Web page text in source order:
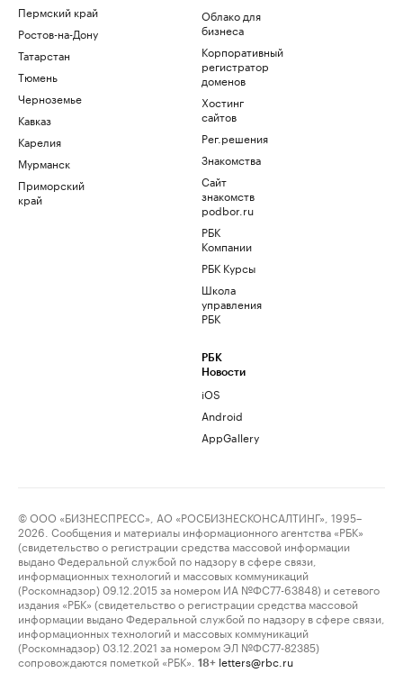
Пермский край
Ростов-на-Дону
Татарстан
Тюмень
Черноземье
Кавказ
Карелия
Мурманск
Приморский
край
Облако для
бизнеса
Корпоративный
регистратор
доменов
Хостинг
сайтов
Рег.решения
Знакомства
Сайт
знакомств
podbor.ru
РБК
Компании
РБК Курсы
Школа
управления
РБК
РБК
Новости
iOS
Android
AppGallery
© ООО «БИЗНЕСПРЕСС», АО «РОСБИЗНЕСКОНСАЛТИНГ», 1995–
2026. Сообщения и материалы информационного агентства «РБК»
(свидетельство о регистрации средства массовой информации
выдано Федеральной службой по надзору в сфере связи,
информационных технологий и массовых коммуникаций
(Роскомнадзор) 09.12.2015 за номером ИА №ФС77-63848) и сетевого
издания «РБК» (свидетельство о регистрации средства массовой
информации выдано Федеральной службой по надзору в сфере связи,
информационных технологий и массовых коммуникаций
(Роскомнадзор) 03.12.2021 за номером ЭЛ №ФС77-82385)
сопровождаются пометкой «РБК».
18+ letters@rbc.ru